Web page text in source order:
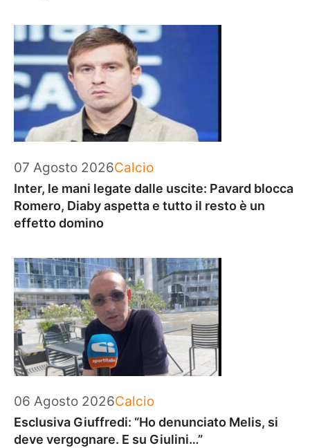
07 Agosto 2026Categorie
Calcio
Inter, le mani legate dalle uscite: Pavard blocca
Romero, Diaby aspetta e tutto il resto è un
effetto domino
06 Agosto 2026Categorie
Calcio
Esclusiva Giuffredi: “Ho denunciato Melis, si
deve vergognare. E su Giulini…”